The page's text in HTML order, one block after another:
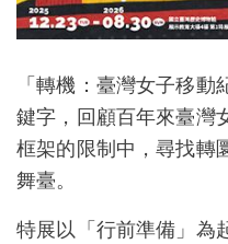
教
育
與
活
「轉機：臺灣女子移
鍵字，回顧百年來臺灣
框架的限制中，尋找轉
舞臺。
特展以「行前準備」為